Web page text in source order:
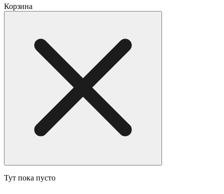
Корзина
Тут пока пусто